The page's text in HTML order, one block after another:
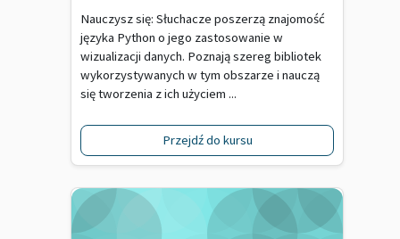
Nauczysz się: Słuchacze poszerzą znajomość
języka Python o jego zastosowanie w
wizualizacji danych. Poznają szereg bibliotek
wykorzystywanych w tym obszarze i nauczą
się tworzenia z ich użyciem ...
Przejdź do kursu